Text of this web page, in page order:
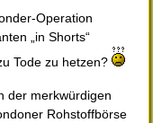
Operation
„in Shorts“
Tode zu hetzen?
der merkwürdigen
Rohstoffbörse